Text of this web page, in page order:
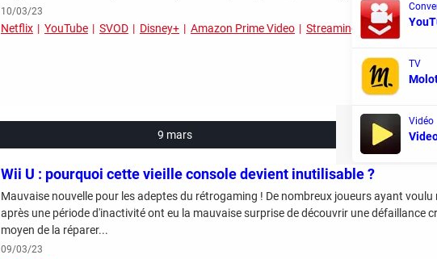
10/03/23
Netflix YouTube SVOD Disney+ Amazon Prime Video Streaming IOS
9 mars
Wii U : pourquoi cette vieille console devient inutilisable ?
Mauvaise nouvelle pour les adeptes du rétrogaming ! De nombreux joueurs ayant voulu
après une période d'inactivité ont eu la mauvaise surprise de découvrir une défaillance
moyen de la réparer...
09/03/23
TV
Vidéo